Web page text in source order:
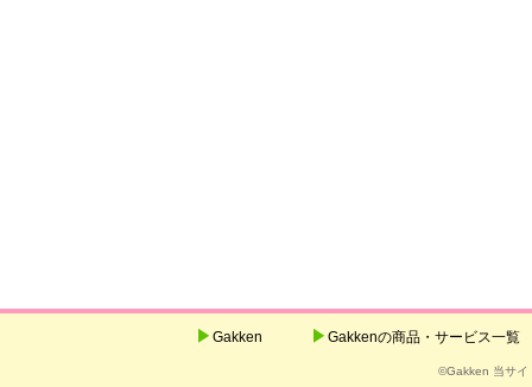
Gakken Gakkenの商品・サービス一覧
©Gakken 当サイ